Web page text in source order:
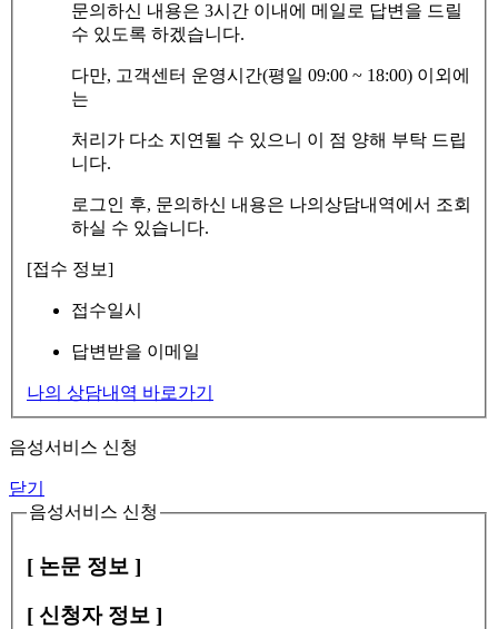
문의하신 내용은 3시간 이내에 메일로 답변을 드릴
수 있도록 하겠습니다.
다만, 고객센터 운영시간(평일 09:00 ~ 18:00) 이외에
는
처리가 다소 지연될 수 있으니 이 점 양해 부탁 드립
니다.
로그인 후, 문의하신 내용은 나의상담내역에서 조회
하실 수 있습니다.
[접수 정보]
접수일시
답변받을 이메일
나의 상담내역 바로가기
음성서비스 신청
닫기
음성서비스 신청
[ 논문 정보 ]
[ 신청자 정보 ]